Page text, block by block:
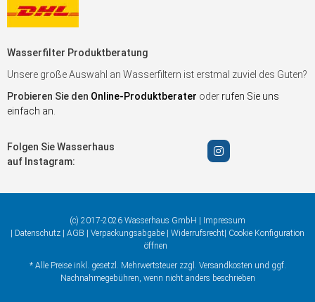
Wasserfilter Produktberatung
Unsere große Auswahl an Wasserfiltern ist erstmal zuviel des Guten?
Probieren Sie den Online-Produktberater oder rufen Sie uns
einfach an.
Folgen Sie Wasserhaus
auf Instagram:
(c) 2017-2026 Wasserhaus GmbH |
Impressum
Datenschutz AGB Verpackungsabgabe Widerrufsrecht Cookie Konfiguration
öffnen
* Alle Preise inkl. gesetzl. Mehrwertsteuer zzgl. Versandkosten und ggf.
Nachnahmegebühren, wenn nicht anders beschrieben